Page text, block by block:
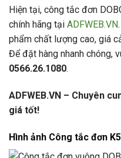
Hiện tại, công tắc đơn
chính hãng tại ADFWEB.VN
phẩm chất lượng cao, giá
Để đặt hàng nhanh chóng,
0566.26.1080.
ADFWEB.VN – Chuyên
giá tốt!
Hình ảnh Công tắc đơn